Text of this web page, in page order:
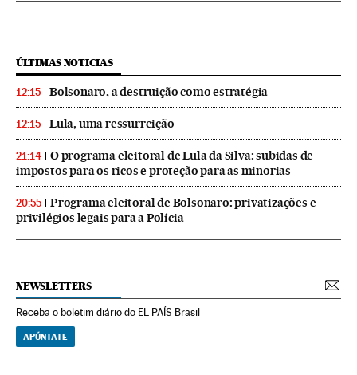
ÚLTIMAS NOTICIAS
12:15 Bolsonaro, a destruição como estratégia
12:15 Lula, uma ressurreição
21:14
O programa eleitoral de Lula da Silva: subidas de
impostos para os ricos e proteção para as minorias
20:55
Programa eleitoral de Bolsonaro: privatizações e
privilégios legais para a Polícia
NEWSLETTERS
Receba o boletim diário do EL PAÍS Brasil
APÚNTATE